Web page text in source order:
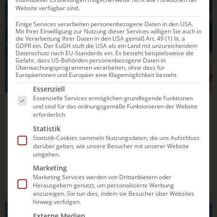
PSYCHOLOGIE
20.10.2024 11:10
Positives
Wie kannst du lernen, deine Wut in etwas Positives
umzuwandeln? Erfahre, wie du Trigger erkennst, sie
rechtzeitig stoppst und die aufkommende Energie als
Motivationsschub nutzt, um deinen Fokus zurück auf die
nächste Herausforderung zu richten.
PSYCHOLOGIE
Website verfügbar sind.
Einige Services verarbeiten personenbezogene Daten in den USA.
Mit Ihrer Einwilligung zur Nutzung dieser Services willigen Sie auch in
die Verarbeitung Ihrer Daten in den USA gemäß Art. 49 (1) lit. a
GDPR ein. Der EuGH stuft die USA als ein Land mit unzureichendem
Datenschutz nach EU-Standards ein. Es besteht beispielsweise die
Gefahr, dass US-Behörden personenbezogene Daten in
Überwachungsprogrammen verarbeiten, ohne dass für
Europäerinnen und Europäer eine Klagemöglichkeit besteht.
Es folgt eine Liste der Service-Gruppen, für die
Essenziell
Essenzielle Services ermöglichen grundlegende Funktionen
und sind für das ordnungsgemäße Funktionieren der Website
erforderlich.
Statistik
Statistik-Cookies sammeln Nutzungsdaten, die uns Aufschluss
darüber geben, wie unsere Besucher mit unserer Website
umgehen.
Marketing
Marketing Services werden von Drittanbietern oder
Herausgebern genutzt, um personalisierte Werbung
anzuzeigen. Sie tun dies, indem sie Besucher über Websites
hinweg verfolgen.